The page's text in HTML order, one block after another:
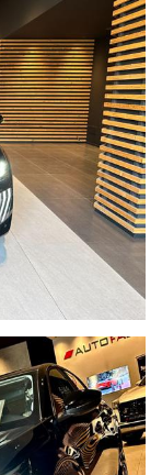
ENTRO IL MESE
via Aldo Moro
di Licodia ( ct )